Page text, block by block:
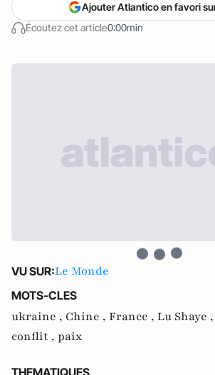
Écoutez cet article0:00min
Ajouter Atlantico en favori
VU SUR:Le Monde
MOTS-CLES
ukraine , Chine , France , Lu Shaye ,
conflit , paix
THEMATIQUES